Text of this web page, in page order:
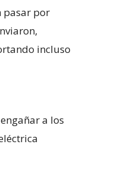
pasar por
incluso
a los